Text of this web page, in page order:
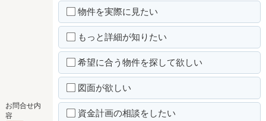
お問合せ内
容
物件を実際に見たい
もっと詳細が知りたい
希望に合う物件を探して欲しい
図面が欲しい
資金計画の相談をしたい